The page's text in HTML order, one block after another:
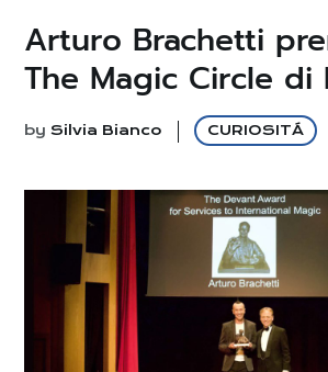
Arturo Brachetti
The Magic Circle di
bySilvia Bianco CURIOSITÁ